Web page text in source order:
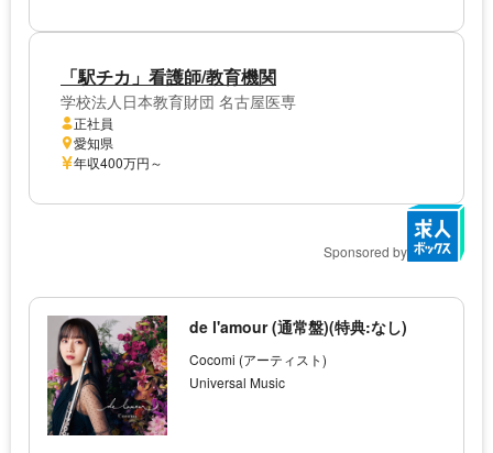
「駅チカ」看護師/教育機関
学校法人日本教育財団 名古屋医専
正社員
愛知県
年収400万円～
Sponsored by
de l'amour (通常盤)(特典:なし)
Cocomi (アーティスト)
Universal Music